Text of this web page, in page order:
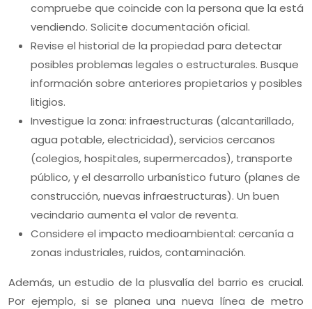
compruebe que coincide con la persona que la está
vendiendo. Solicite documentación oficial.
Revise el historial de la propiedad para detectar
posibles problemas legales o estructurales. Busque
información sobre anteriores propietarios y posibles
litigios.
Investigue la zona: infraestructuras (alcantarillado,
agua potable, electricidad), servicios cercanos
(colegios, hospitales, supermercados), transporte
público, y el desarrollo urbanístico futuro (planes de
construcción, nuevas infraestructuras). Un buen
vecindario aumenta el valor de reventa.
Considere el impacto medioambiental: cercanía a
zonas industriales, ruidos, contaminación.
Además, un estudio de la plusvalía del barrio es crucial.
Por ejemplo, si se planea una nueva línea de metro